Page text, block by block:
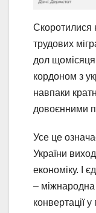
Скоротилися
трудових
дол
кордоном з
навпаки
довоєнними
Усе це
України
економіку. І
–
конвертації